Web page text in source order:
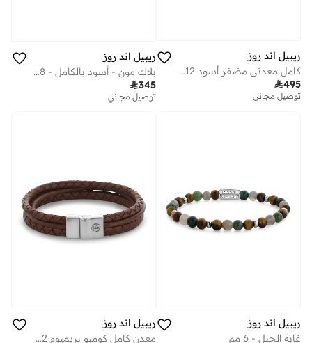
ريبيل اند روز
كامل معدني مضفر أسود 12 مم
495
توصيل مجاني
ريبيل اند روز
بلاك مون - أسود بالكامل - 8 مم
345
توصيل مجاني
ريبيل اند روز
غابة الجبل - 6 مم
ريبيل اند روز
معدن كامل كومبو بريميوم 12 مم كونياك